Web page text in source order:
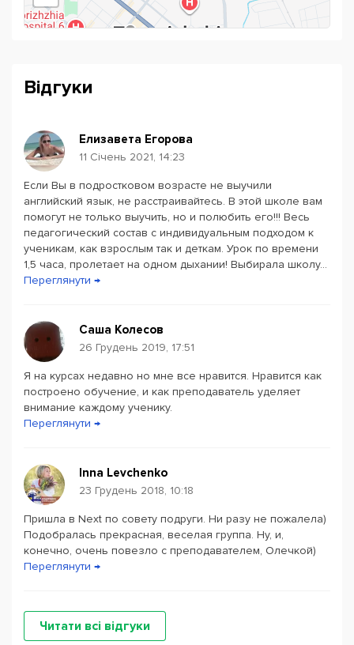
проходять так само захоплююче, як позакласні заходи.
Powered byLeaflet— © Google 2026
Відгуки
Елизавета Егорова
11 Січень 2021, 14:23
Если Вы в подростковом возрасте не выучили
английский язык, не расстраивайтесь. В этой школе вам
помогут не только выучить, но и полюбить его!!! Весь
педагогический состав с индивидуальным подходом к
ученикам, как взрослым так и деткам. Урок по времени
1,5 часа, пролетает на одном дыхании! Выбирала школу...
Переглянути →
Саша Колесов
26 Грудень 2019, 17:51
Я на курсах недавно но мне все нравится. Нравится как
построено обучение, и как преподаватель уделяет
внимание каждому ученику.
Переглянути →
Inna Levchenko
23 Грудень 2018, 10:18
Пришла в Next по совету подруги. Ни разу не пожалела)
Подобралась прекрасная, веселая группа. Ну, и,
конечно, очень повезло с преподавателем, Олечкой)
Переглянути →
Читати всі відгуки